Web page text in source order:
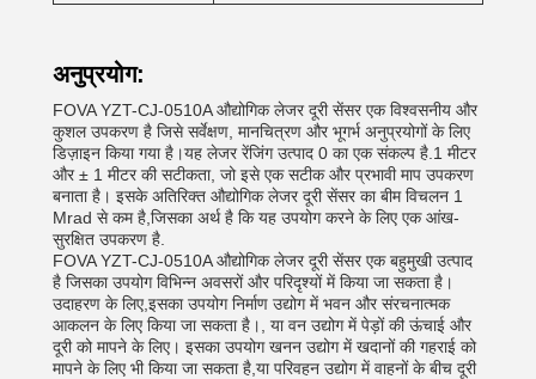
अनुप्रयोग:
FOVA YZT-CJ-0510A औद्योगिक लेजर दूरी सेंसर एक विश्वसनीय और
कुशल उपकरण है जिसे सर्वेक्षण, मानचित्रण और भूगर्भ अनुप्रयोगों के लिए
डिज़ाइन किया गया है।यह लेजर रेंजिंग उत्पाद 0 का एक संकल्प है.1 मीटर
और ± 1 मीटर की सटीकता, जो इसे एक सटीक और प्रभावी माप उपकरण
बनाता है। इसके अतिरिक्त औद्योगिक लेजर दूरी सेंसर का बीम विचलन 1
Mrad से कम है,जिसका अर्थ है कि यह उपयोग करने के लिए एक आंख-
सुरक्षित उपकरण है.
FOVA YZT-CJ-0510A औद्योगिक लेजर दूरी सेंसर एक बहुमुखी उत्पाद
है जिसका उपयोग विभिन्न अवसरों और परिदृश्यों में किया जा सकता है।
उदाहरण के लिए,इसका उपयोग निर्माण उद्योग में भवन और संरचनात्मक
आकलन के लिए किया जा सकता है।, या वन उद्योग में पेड़ों की ऊंचाई और
दूरी को मापने के लिए। इसका उपयोग खनन उद्योग में खदानों की गहराई को
मापने के लिए भी किया जा सकता है,या परिवहन उद्योग में वाहनों के बीच दूरी